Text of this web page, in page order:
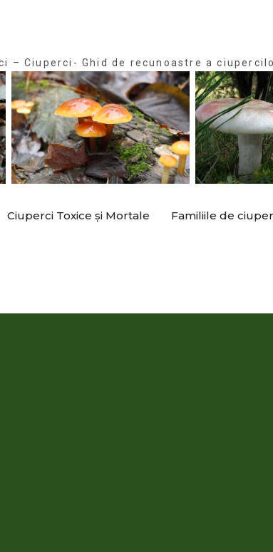
– Ciuperci- Ghid de recunoastre a
Ciuperci Toxice și Mortale Familiile de